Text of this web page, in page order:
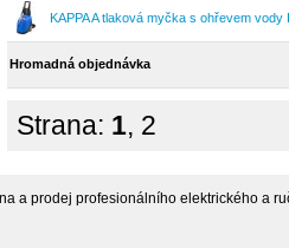
KAPPA A tlaková myčka s ohřevem vody
Hromadná objednávka
Strana: 1, 2
a prodej profesionálního elektrického a